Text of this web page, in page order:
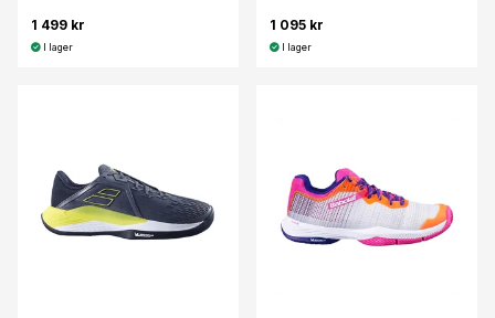
1 499 kr
I lager
1 095 kr
I lager